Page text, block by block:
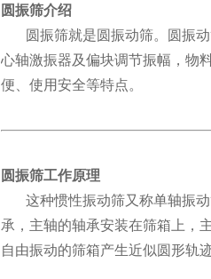
圆振筛介绍
圆振筛就是圆振动筛。圆振动
心轴激振器及偏块调节振幅，物
便、使用安全等特点。
圆振筛工作原理
这种惯性振动筛又称单轴振动
承，主轴的轴承安装在筛箱上，
自由振动的筛箱产生近似圆形轨